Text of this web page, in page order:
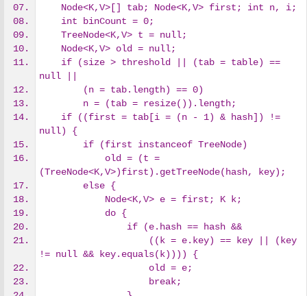
    Node<K,V>[] tab; Node<K,V> first; int n, i;
    int binCount = 0;
    TreeNode<K,V> t = null;
    Node<K,V> old = null;
null ||
        (n = tab.length) == 0)
        n = (tab = resize()).length;
null) {
        if (first instanceof TreeNode)
(TreeNode<K,V>)first).getTreeNode(hash, key);
        else {
            Node<K,V> e = first; K k;
            do {
                if (e.hash == hash &&
!= null && key.equals(k)))) {
                    old = e;
                    break;